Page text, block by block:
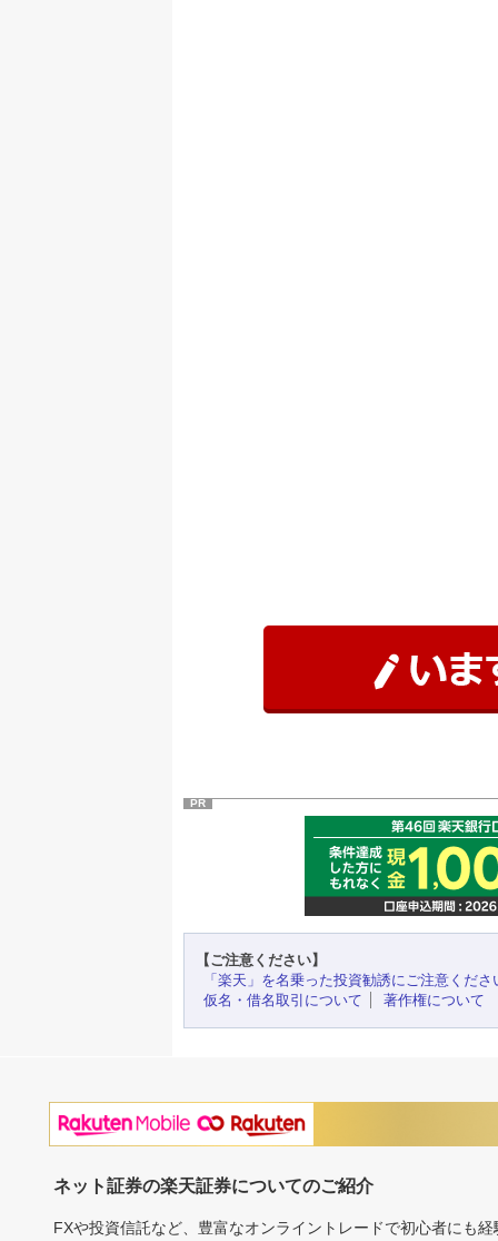
PR
【ご注意ください】
「楽天」を名乗った投資勧誘にご注意くださ
仮名・借名取引について
著作権について
ネット証券の楽天証券についてのご紹介
FXや投資信託など、豊富なオンライントレードで初心者にも